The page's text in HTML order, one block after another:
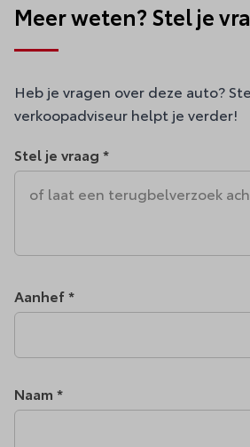
Meer weten? Stel je
Heb je vragen over deze auto?
verkoopadviseur helpt je verder!
Stel je vraag *
Aanhef *
Naam *